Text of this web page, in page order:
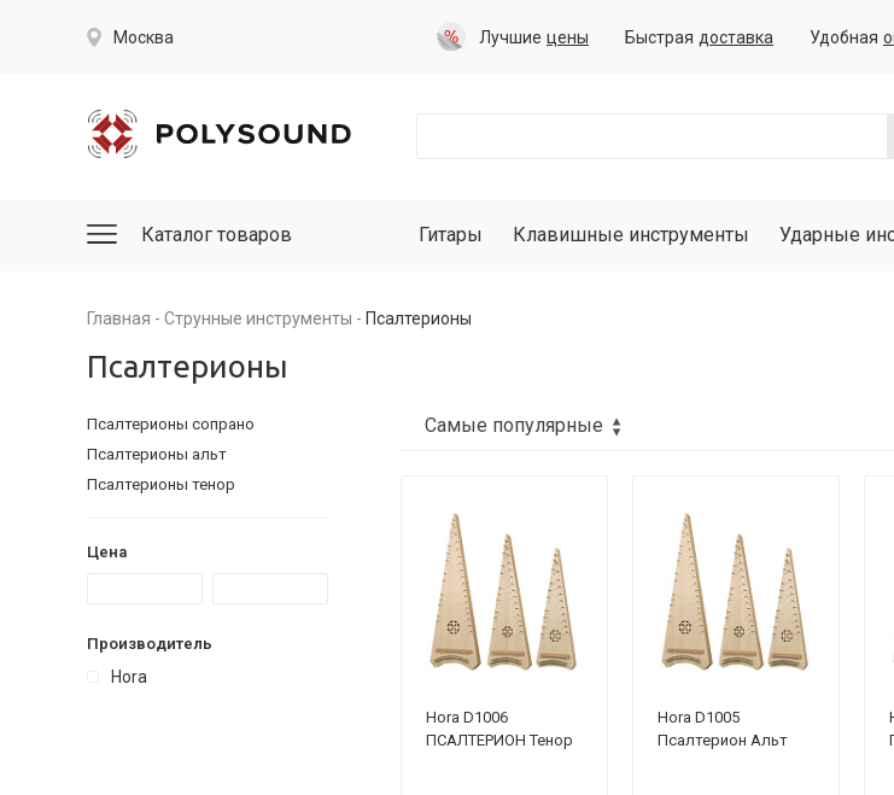
Москва Лучшие цены Быстрая доставка Удобная
Каталог товаров Гитары Клавишные инструменты Ударные
Главная Струнные инструменты Псалтерионы
Псалтерионы
Псалтерионы сопрано
Псалтерионы альт
Псалтерионы тенор
Цена
Производитель
Hora
Hora D1006
ПСАЛТЕРИОН Тенор
Hora D1005
Псалтерион Альт